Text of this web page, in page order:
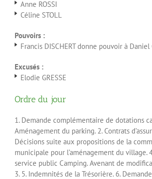
Anne ROSSI
Céline STOLL
Pouvoirs :
Francis DISCHERT donne pouvoir à Daniel
Excusés :
Elodie GRESSE
Ordre du jour
1. Demande complémentaire de dotations
Aménagement du parking. 2. Contrats
Décisions suite aux propositions de la
municipale pour l’aménagement du village.
service public Camping. Avenant de
3. 5. Indemnités de la Trésorière. 6.